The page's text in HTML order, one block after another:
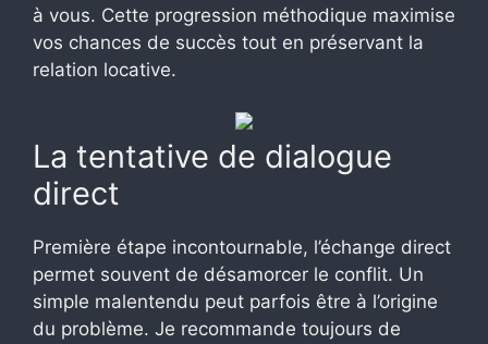
à vous. Cette progression méthodique maximise
vos chances de succès tout en préservant la
relation locative.
La tentative de dialogue
direct
Première étape incontournable, l’échange direct
permet souvent de désamorcer le conflit. Un
simple malentendu peut parfois être à l’origine
du problème. Je recommande toujours de